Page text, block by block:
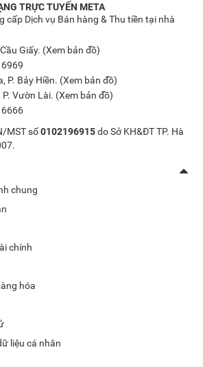
TRỰC TUYẾN META
cấp Dịch vụ Bán hàng & Thu tiền tại nhà
Giấy. (Xem bản đồ)
P. Bảy Hiền. (Xem bản đồ)
Vườn Lài. (Xem bản đồ)
MST số0102196915do Sở KH&ĐT TP. Hà
chung
chính
hóa
liệu cá nhân